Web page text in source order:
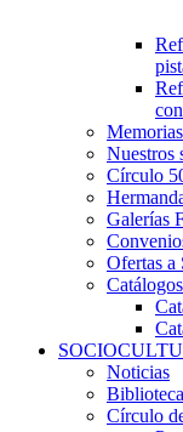
Nuestros
Círculo
Galerías
Ofertas a
Noticias
Biblioteca
Círculo